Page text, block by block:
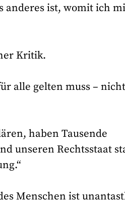
anderes ist, womit ich
Kritik.
alle gelten muss –
haben Tausende
unseren Rechtsstaat
Menschen ist